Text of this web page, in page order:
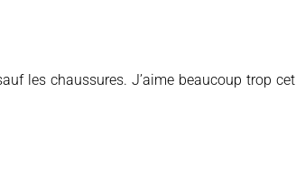
les chaussures. J’aime beaucoup trop cet